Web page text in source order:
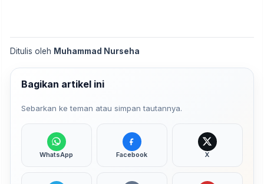
Ditulis oleh Muhammad Nurseha
Bagikan artikel ini
Sebarkan ke teman atau simpan tautannya.
WhatsApp Facebook X